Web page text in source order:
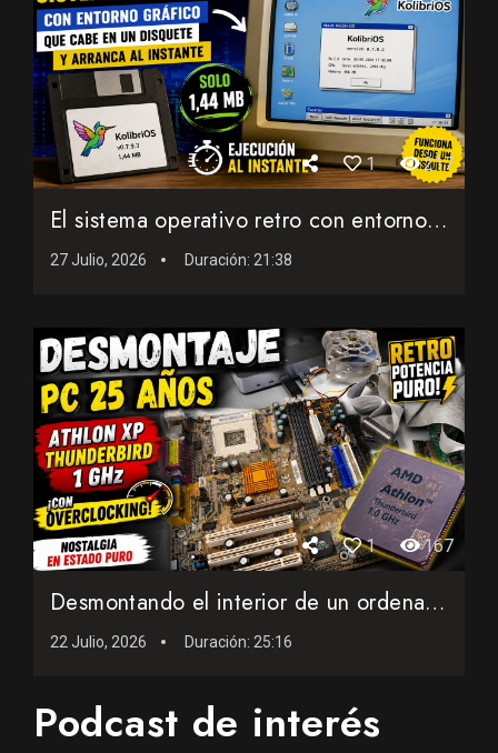
1 217
El sistema operativo retro con entorno gráfico que cabe en ...
27 Julio, 2026 Duración: 21:38
1 167
Desmontando el interior de un ordenador AMD de 25 años con...
22 Julio, 2026 Duración: 25:16
Podcast de interés